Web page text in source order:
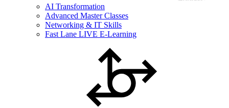
AI Transformation
Advanced Master Classes
Networking & IT Skills
Fast Lane LIVE E-Learning